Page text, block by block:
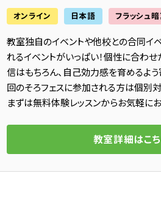
オンライン 日本語 フラッシュ
教室独自のイベントや他校との合同イ
れるイベントがいっぱい！個性に合わ
信はもちろん、自己効力感を育めるよう
回のそろフェスに参加される方は個別
まずは無料体験レッスンからお気軽にお
教室詳細はこ